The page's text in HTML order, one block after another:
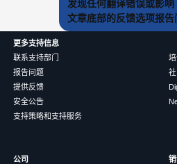
发现任何翻译错误或影
文章底部的反馈选项报告
更多支持信息
联系支持部门
报告问题
提供反馈
安全公告
支持策略和支持服务
培
公司